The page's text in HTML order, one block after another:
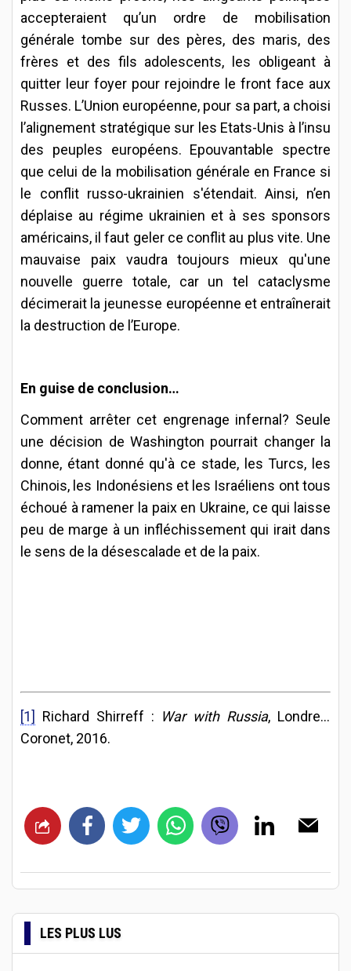
accepteraient qu’un ordre de mobilisation
générale tombe sur des pères, des maris, des
frères et des fils adolescents, les obligeant à
quitter leur foyer pour rejoindre le front face aux
Russes. L’Union européenne, pour sa part, a choisi
l’alignement stratégique sur les Etats-Unis à l’insu
des peuples européens. Epouvantable spectre
que celui de la mobilisation générale en France si
le conflit russo-ukrainien s'étendait. Ainsi, n’en
déplaise au régime ukrainien et à ses sponsors
américains, il faut geler ce conflit au plus vite. Une
mauvaise paix vaudra toujours mieux qu'une
nouvelle guerre totale, car un tel cataclysme
décimerait la jeunesse européenne et entraînerait
la destruction de l’Europe.
En guise de conclusion…
Comment arrêter cet engrenage infernal? Seule
une décision de Washington pourrait changer la
donne, étant donné qu'à ce stade, les Turcs, les
Chinois, les Indonésiens et les Israéliens ont tous
échoué à ramener la paix en Ukraine, ce qui laisse
peu de marge à un infléchissement qui irait dans
le sens de la désescalade et de la paix.
[1] Richard Shirreff : War with Russia, Londres,
Coronet, 2016.
LES PLUS LUS